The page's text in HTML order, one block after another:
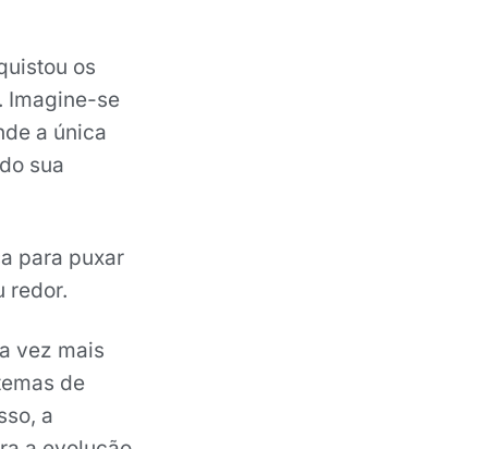
os
Imagine-se
a única
sua
para puxar
redor.
vez mais
de
a